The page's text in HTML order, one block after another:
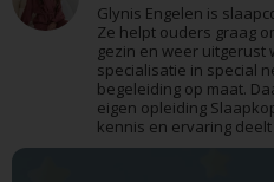
Glynis Engelen is
Ze helpt ouders graag
gezin en weer
specialisatie in special
begeleiding op maat.
eigen opleiding
kennis en ervaring